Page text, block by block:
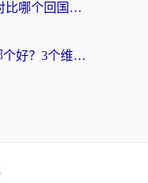
ChickCN VPN和洞见VPN对比哪个回国效果更好？海外党亲测3款加速器+避坑指南
海外党必看：斧牛和嘀嗒哪个好？3个维度教你选对回国加速器